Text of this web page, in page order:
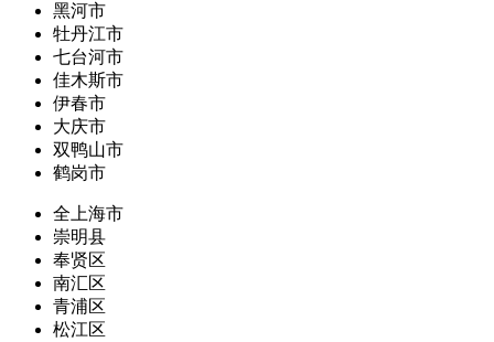
黑河市
牡丹江市
七台河市
佳木斯市
伊春市
大庆市
双鸭山市
鹤岗市
全上海市
崇明县
奉贤区
南汇区
青浦区
松江区